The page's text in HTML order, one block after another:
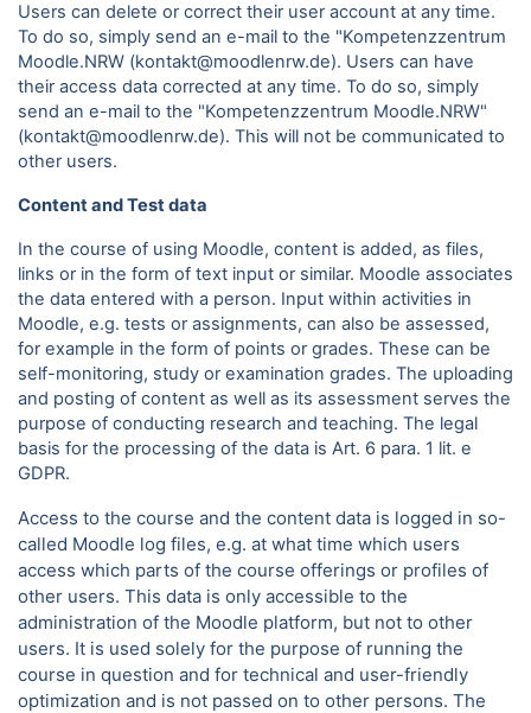
Users can delete or correct their user account at any time.
To do so, simply send an e-mail to the "Kompetenzzentrum
Moodle.NRW (kontakt@moodlenrw.de). Users can have
their access data corrected at any time. To do so, simply
send an e-mail to the "Kompetenzzentrum Moodle.NRW"
(kontakt@moodlenrw.de). This will not be communicated to
other users.
Content and Test data
In the course of using Moodle, content is added, as files,
links or in the form of text input or similar. Moodle associates
the data entered with a person. Input within activities in
Moodle, e.g. tests or assignments, can also be assessed,
for example in the form of points or grades. These can be
self-monitoring, study or examination grades. The uploading
and posting of content as well as its assessment serves the
purpose of conducting research and teaching. The legal
basis for the processing of the data is Art. 6 para. 1 lit. e
GDPR.
Access to the course and the content data is logged in so-
called Moodle log files, e.g. at what time which users
access which parts of the course offerings or profiles of
other users. This data is only accessible to the
administration of the Moodle platform, but not to other
users. It is used solely for the purpose of running the
course in question and for technical and user-friendly
optimization and is not passed on to other persons. The